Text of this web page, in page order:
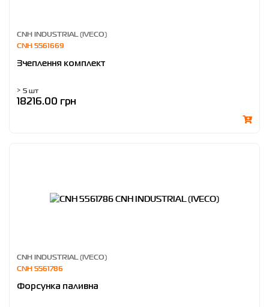
CNH INDUSTRIAL (IVECO)
CNH 5561669
Зчеплення комплект
> 5 шт
18216.00 грн
CNH INDUSTRIAL (IVECO)
CNH 5561786
Форсунка паливна